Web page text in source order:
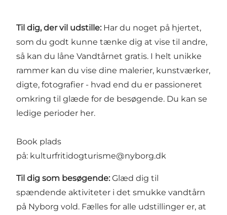
Til dig, der vil udstille: Har du noget på hjertet,
som du godt kunne tænke dig at vise til andre,
så kan du låne Vandtårnet gratis. I helt unikke
rammer kan du vise dine malerier, kunstværker,
digte, fotografier - hvad end du er passioneret
omkring til glæde for de besøgende. Du kan se
ledige perioder her.
Book plads
på: kulturfritidogturisme@nyborg.dk
Til dig som besøgende: Glæd dig til
spændende aktiviteter i det smukke vandtårn
på Nyborg vold. Fælles for alle udstillinger er, at